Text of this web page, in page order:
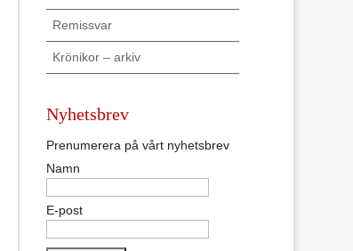
Remissvar
Krönikor – arkiv
Nyhetsbrev
Prenumerera på vårt nyhetsbrev
Namn
E-post